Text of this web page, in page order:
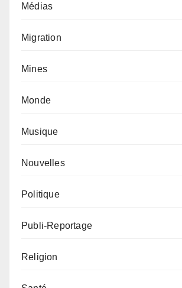
Médias
Migration
Mines
Monde
Musique
Nouvelles
Politique
Publi-Reportage
Religion